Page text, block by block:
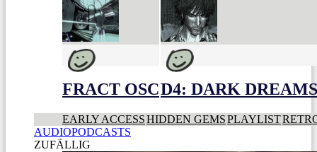
FRACT OSCD4: DARK
EARLY ACCESSHIDDEN GEMSPLAYLIST
AUDIOPODCASTS
ZUFÄLLIG